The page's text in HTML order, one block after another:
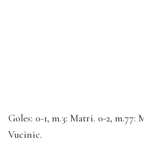
Goles: 0-1, m.3: Matri. 0-2, m.77:
Vucinic.